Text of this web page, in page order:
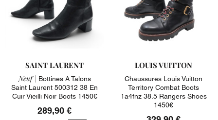
SAINT LAURENT
Neuf | Bottines A Talons
Saint Laurent 500312 38 En
Cuir Vieilli Noir Boots 1450€
289,90 €
LOUIS VUITTON
Chaussures Louis Vuitton
Territory Combat Boots
1a4fnz 38.5 Rangers Shoes
1450€